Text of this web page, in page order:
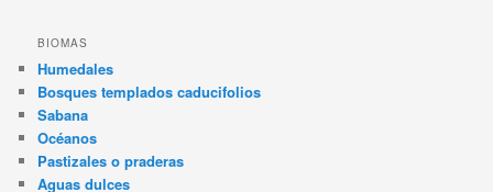
BIOMAS
Humedales
Bosques templados caducifolios
Sabana
Océanos
Pastizales o praderas
Aguas dulces